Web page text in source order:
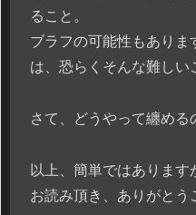
ること。
ブラフの可能性もありま
は、恐らくそんな難しい
さて、どうやって纏める
以上、簡単ではあります
お読み頂き、ありがとう